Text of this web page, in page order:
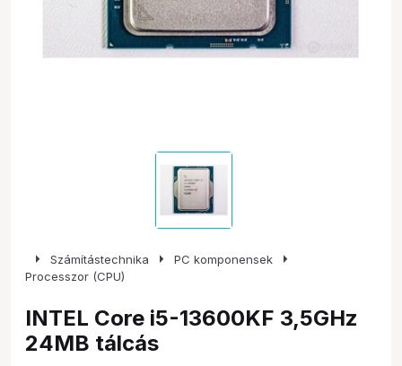
arrow_right Számítástechnika arrow_right PC komponensek arrow_right
Processzor (CPU)
INTEL Core i5-13600KF 3,5GHz
24MB tálcás